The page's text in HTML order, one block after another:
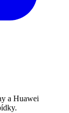
a Huawei